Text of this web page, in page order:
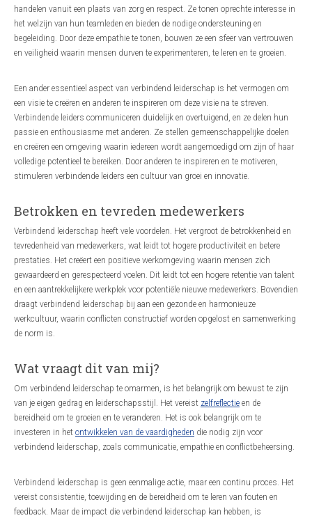
handelen vanuit een plaats van zorg en respect. Ze tonen oprechte interesse in
het welzijn van hun teamleden en bieden de nodige ondersteuning en
begeleiding. Door deze empathie te tonen, bouwen ze een sfeer van vertrouwen
en veiligheid waarin mensen durven te experimenteren, te leren en te groeien.
Een ander essentieel aspect van verbindend leiderschap is het vermogen om
een visie te creëren en anderen te inspireren om deze visie na te streven.
Verbindende leiders communiceren duidelijk en overtuigend, en ze delen hun
passie en enthousiasme met anderen. Ze stellen gemeenschappelijke doelen
en creëren een omgeving waarin iedereen wordt aangemoedigd om zijn of haar
volledige potentieel te bereiken. Door anderen te inspireren en te motiveren,
stimuleren verbindende leiders een cultuur van groei en innovatie.
Betrokken en tevreden medewerkers
Verbindend leiderschap heeft vele voordelen. Het vergroot de betrokkenheid en
tevredenheid van medewerkers, wat leidt tot hogere productiviteit en betere
prestaties. Het creëert een positieve werkomgeving waarin mensen zich
gewaardeerd en gerespecteerd voelen. Dit leidt tot een hogere retentie van talent
en een aantrekkelijkere werkplek voor potentiële nieuwe medewerkers. Bovendien
draagt verbindend leiderschap bij aan een gezonde en harmonieuze
werkcultuur, waarin conflicten constructief worden opgelost en samenwerking
de norm is.
Wat vraagt dit van mij?
Om verbindend leiderschap te omarmen, is het belangrijk om bewust te zijn
van je eigen gedrag en leiderschapsstijl. Het vereist zelfreflectie en de
bereidheid om te groeien en te veranderen. Het is ook belangrijk om te
investeren in het ontwikkelen van de vaardigheden die nodig zijn voor
verbindend leiderschap, zoals communicatie, empathie en conflictbeheersing.
Verbindend leiderschap is geen eenmalige actie, maar een continu proces. Het
vereist consistentie, toewijding en de bereidheid om te leren van fouten en
feedback. Maar de impact die verbindend leiderschap kan hebben, is